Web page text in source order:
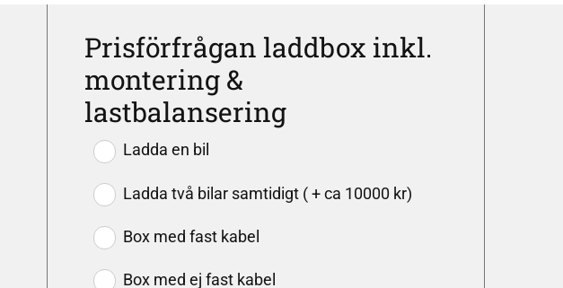
Prisförfrågan laddbox inkl.
montering &
lastbalansering
Ladda en bil
Ladda två bilar samtidigt ( + ca 10000 kr)
Box med fast kabel
Box med ej fast kabel